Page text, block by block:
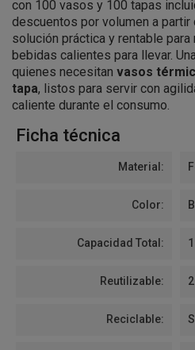
con 100 vasos y 100 tapas
descuentos por volumen a partir
solución práctica y rentable
bebidas calientes para llevar.
quienes necesitan vasos
tapa, listos para servir con
caliente durante el consumo.
Ficha técnica
Material:
Color:
Capacidad Total:
Reutilizable:
Reciclable: